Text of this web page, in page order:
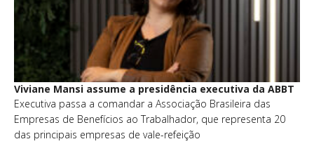
Viviane Mansi assume a presidência executiva da ABBT
Executiva passa a comandar a Associação Brasileira das
Empresas de Benefícios ao Trabalhador, que representa 20
das principais empresas de vale-refeição